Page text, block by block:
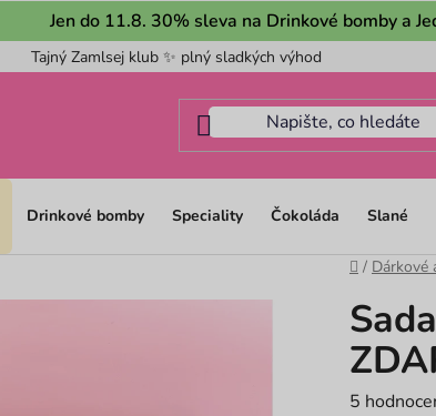
Jen do 11.8. 30% sleva na Drinkové bomby a
Tajný Zamlsej klub ✨ plný sladkých výhod
Drinkové bomby Speciality Čokoláda Slané
Domů
/ Dárkové
Průměrné
5